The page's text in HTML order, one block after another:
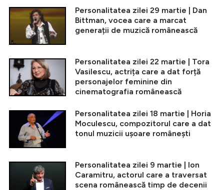
Personalitatea zilei 29 martie | Dan
Bittman, vocea care a marcat
generații de muzică românească
Personalitatea zilei 22 martie | Tora
Vasilescu, actrița care a dat forță
personajelor feminine din
cinematografia românească
Personalitatea zilei 18 martie | Horia
Moculescu, compozitorul care a dat
tonul muzicii ușoare românești
Personalitatea zilei 9 martie | Ion
Caramitru, actorul care a traversat
scena românească timp de decenii